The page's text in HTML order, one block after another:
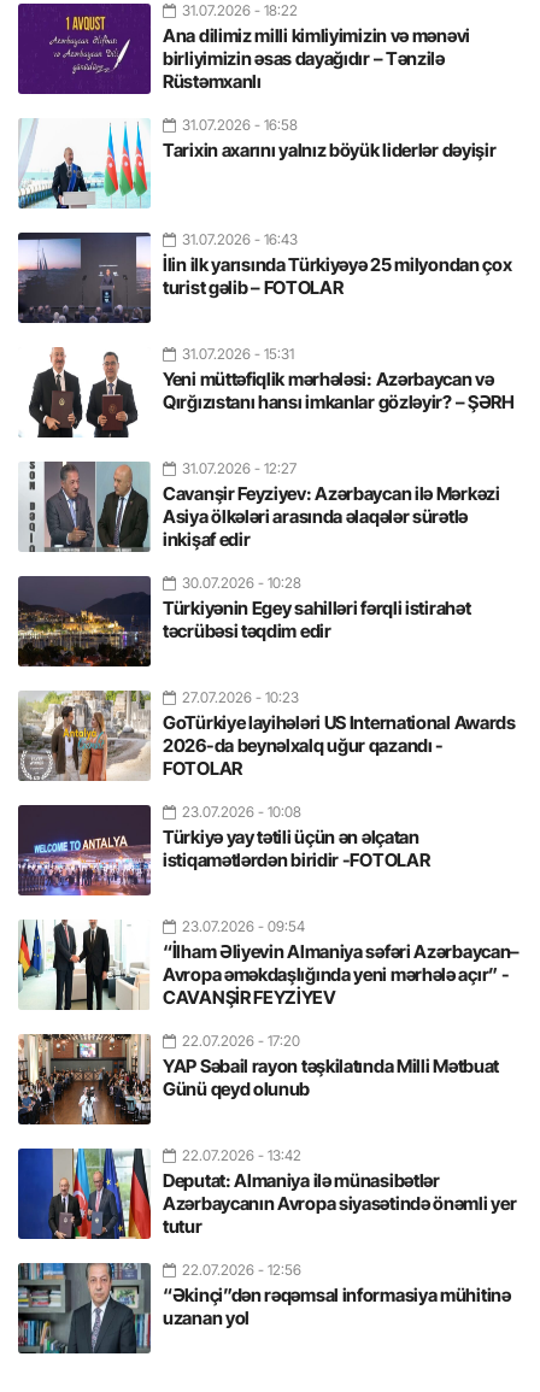
31.07.2026 - 18:22
Ana dilimiz milli kimliyimizin və mənəvi
birliyimizin əsas dayağıdır – Tənzilə
Rüstəmxanlı
31.07.2026 - 16:58
Tarixin axarını yalnız böyük liderlər dəyişir
31.07.2026 - 16:43
İlin ilk yarısında Türkiyəyə 25 milyondan çox
turist gəlib – FOTOLAR
31.07.2026 - 15:31
Yeni müttəfiqlik mərhələsi: Azərbaycan və
Qırğızıstanı hansı imkanlar gözləyir? – ŞƏRH
31.07.2026 - 12:27
Cavanşir Feyziyev: Azərbaycan ilə Mərkəzi
Asiya ölkələri arasında əlaqələr sürətlə
inkişaf edir
30.07.2026 - 10:28
Türkiyənin Egey sahilləri fərqli istirahət
təcrübəsi təqdim edir
27.07.2026 - 10:23
GoTürkiye layihələri US International Awards
2026-da beynəlxalq uğur qazandı -
FOTOLAR
23.07.2026 - 10:08
Türkiyə yay tətili üçün ən əlçatan
istiqamətlərdən biridir -FOTOLAR
23.07.2026 - 09:54
“İlham Əliyevin Almaniya səfəri Azərbaycan–
Avropa əməkdaşlığında yeni mərhələ açır” -
CAVANŞİR FEYZİYEV
22.07.2026 - 17:20
YAP Səbail rayon təşkilatında Milli Mətbuat
Günü qeyd olunub
22.07.2026 - 13:42
Deputat: Almaniya ilə münasibətlər
Azərbaycanın Avropa siyasətində önəmli yer
tutur
22.07.2026 - 12:56
“Əkinçi”dən rəqəmsal informasiya mühitinə
uzanan yol